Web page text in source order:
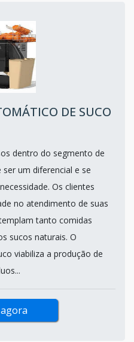
DE SUCO
dentro do segmento de
um diferencial e se
Os clientes
no atendimento de suas
tanto comidas
sucos naturais. O
viabiliza a produção de